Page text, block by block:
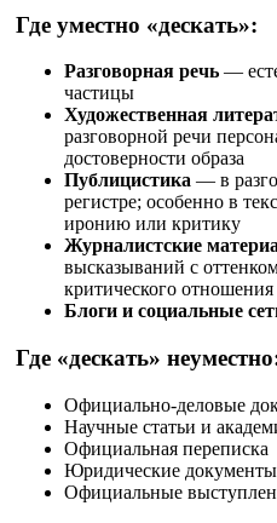
Где уместно «дескать»:
Разговорная речь —
частицы
Художественная
разговорной речи
достоверности образа
Публицистика — в
регистре; особенно в
иронию или критику
Журналистские
высказываний с
критического отношения
Блоги и социальные
Где «дескать»
Официально-деловые
Научные статьи и
Официальная переписка
Юридические документы
Официальные